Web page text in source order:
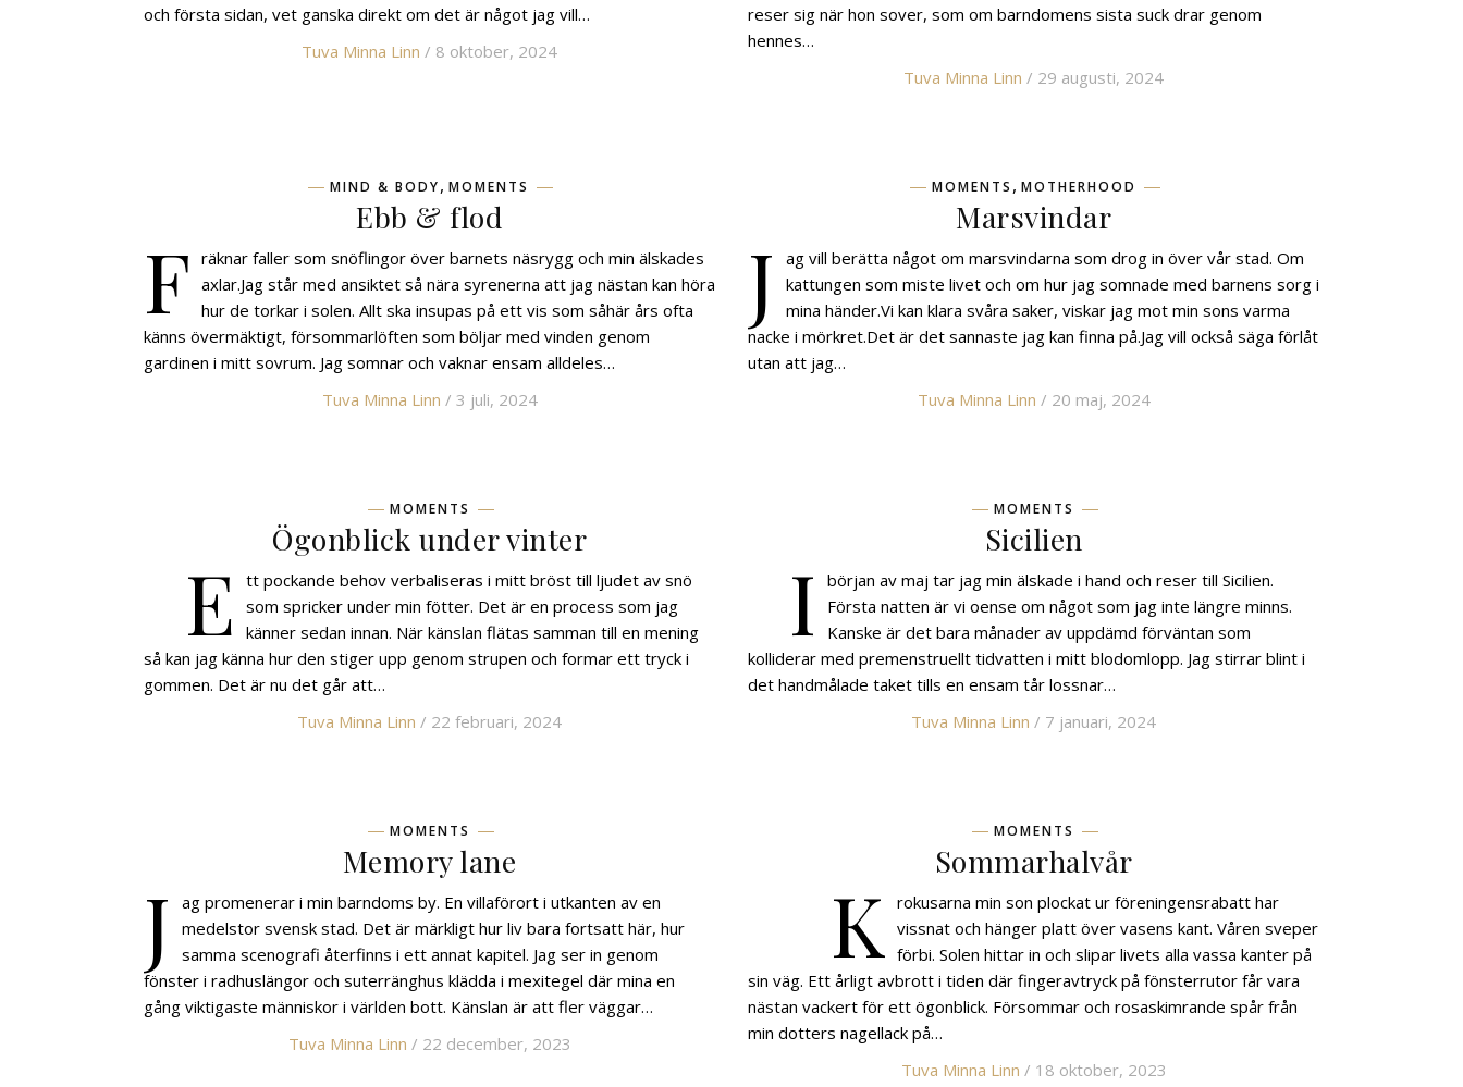
och första sidan, vet ganska direkt om det är något jag vill…
Tuva Minna Linn / 8 oktober, 2024
reser sig när hon sover, som om barndomens sista suck drar genom
hennes…
Tuva Minna Linn / 29 augusti, 2024
MIND & BODY, MOMENTS
Ebb & flod
F räknar faller som snöflingor över barnets näsrygg och min älskades
axlar.Jag står med ansiktet så nära syrenerna att jag nästan kan höra
hur de torkar i solen. Allt ska insupas på ett vis som såhär års ofta
känns övermäktigt, försommarlöften som böljar med vinden genom
gardinen i mitt sovrum. Jag somnar och vaknar ensam alldeles…
Tuva Minna Linn / 3 juli, 2024
MOMENTS , MOTHERHOOD
Marsvindar
J
ag vill berätta något om marsvindarna som drog in över vår stad. Om
kattungen som miste livet och om hur jag somnade med barnens sorg i
mina händer.Vi kan klara svåra saker, viskar jag mot min sons varma
nacke i mörkret.Det är det sannaste jag kan finna på.Jag vill också säga förlåt
utan att jag…
Tuva Minna Linn / 20 maj, 2024
MOMENTS
Ögonblick under vinter
E
tt pockande behov verbaliseras i mitt bröst till ljudet av snö
som spricker under min fötter. Det är en process som jag
känner sedan innan. När känslan flätas samman till en mening
så kan jag känna hur den stiger upp genom strupen och formar ett tryck i
gommen. Det är nu det går att…
Tuva Minna Linn / 22 februari, 2024
MOMENTS
Sicilien
I
början av maj tar jag min älskade i hand och reser till Sicilien.
Första natten är vi oense om något som jag inte längre minns.
Kanske är det bara månader av uppdämd förväntan som
kolliderar med premenstruellt tidvatten i mitt blodomlopp. Jag stirrar blint i
det handmålade taket tills en ensam tår lossnar…
Tuva Minna Linn / 7 januari, 2024
MOMENTS
Memory lane
J
ag promenerar i min barndoms by. En villaförort i utkanten av en
medelstor svensk stad. Det är märkligt hur liv bara fortsatt här, hur
samma scenografi återfinns i ett annat kapitel. Jag ser in genom
fönster i radhuslängor och suterränghus klädda i mexitegel där mina en
gång viktigaste människor i världen bott. Känslan är att fler väggar…
Tuva Minna Linn / 22 december, 2023
MOMENTS
Sommarhalvår
K
rokusarna min son plockat ur föreningensrabatt har
vissnat och hänger platt över vasens kant. Våren sveper
förbi. Solen hittar in och slipar livets alla vassa kanter på
sin väg. Ett årligt avbrott i tiden där fingeravtryck på fönsterrutor får vara
nästan vackert för ett ögonblick. Försommar och rosaskimrande spår från
min dotters nagellack på…
Tuva Minna Linn / 18 oktober, 2023